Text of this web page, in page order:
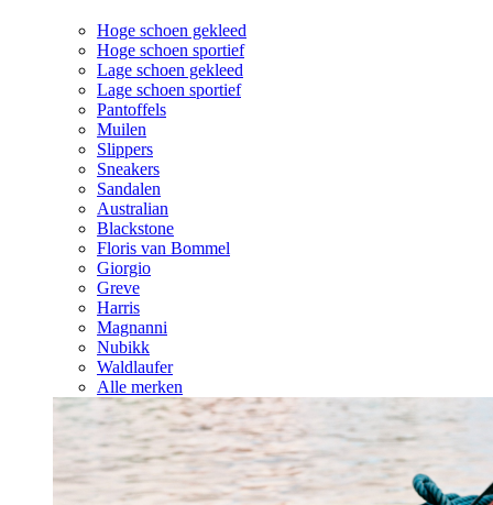
Hoge schoen gekleed
Hoge schoen sportief
Lage schoen gekleed
Lage schoen sportief
Pantoffels
Muilen
Slippers
Sneakers
Sandalen
Australian
Blackstone
Floris van Bommel
Giorgio
Greve
Harris
Magnanni
Nubikk
Waldlaufer
Alle merken